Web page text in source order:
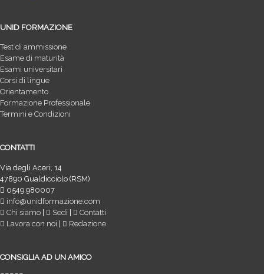
UNID FORMAZIONE
Test di ammissione
Esame di maturità
Esami universitari
Corsi di lingue
Orientamento
Formazione Professionale
Termini e Condizioni
CONTATTI
Via degli Aceri, 14
47890 Gualdicciolo (RSM)
0549.980007
info@unidformazione.com
Chi siamo
Sedi
Contatti
Lavora con noi
Redazione
CONSIGLIA AD UN AMICO